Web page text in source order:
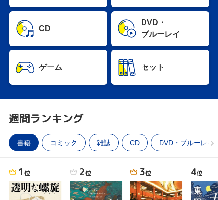
CD
DVD・
ブルーレイ
ゲーム セット
週間ランキング
書籍 コミック 雑誌 CD DVD・ブルーレイ
1 位 2位 3位 4位